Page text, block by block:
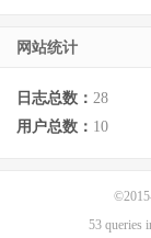
网站统计
日志总数： 28
用户总数： 10
53 queries